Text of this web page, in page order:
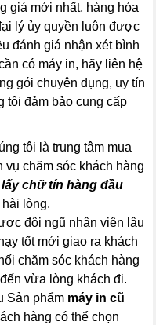
giá mới nhất, hàng hóa
lý ủy quyền luôn được
đánh giá nhận xét bình
có máy in, hãy liên hệ
gói chuyên dụng, uy tín
tôi đảm bảo cung cấp
tôi là trung tâm mua
vụ chăm sóc khách hàng
lấy chữ tín hàng đầu
lòng.
đội ngũ nhân viên lâu
tốt mới giao ra khách
chăm sóc khách hàng
vừa lòng khách đi.
Sản phẩm máy in cũ
hàng có thể chọn